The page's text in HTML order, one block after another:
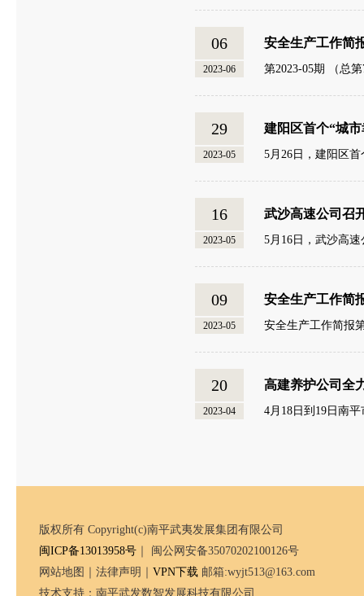
06
2023-06
安全生产工作简
第2023-05期 （总
29
2023-05
建阳区首个“城
5月26日，建阳区
16
2023-05
武沙高速公司召
5月16日，武沙高
09
2023-05
安全生产工作简
安全生产工作简报
20
2023-04
高建养护公司全
4月18日到19日南
版权所有 Copyright(c)南平武夷发展集团有限公司
闽ICP备13013958号 ｜ 闽公网安备35070202100126号
网站地图｜法律声明｜ VPN下载 邮箱:wyjt513@163.com
技术支持：南平武发数智发展科技有限公司